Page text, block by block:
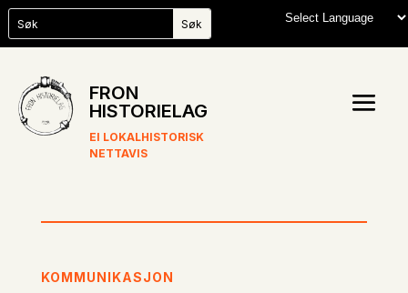
FRON
HISTORIELAG
EI LOKALHISTORISK
NETTAVIS
KOMMUNIKASJON